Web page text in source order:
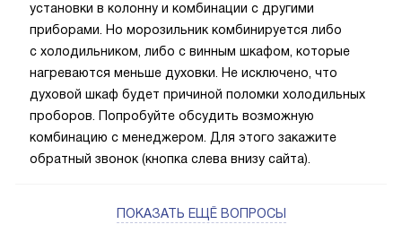
установки в колонну и комбинации с другими
приборами. Но морозильник комбинируется либо
с холодильником, либо с винным шкафом, которые
нагреваются меньше духовки. Не исключено, что
духовой шкаф будет причиной поломки холодильных
проборов. Попробуйте обсудить возможную
комбинацию с менеджером. Для этого закажите
обратный звонок (кнопка слева внизу сайта).
ПОКАЗАТЬ ЕЩЁ ВОПРОСЫ